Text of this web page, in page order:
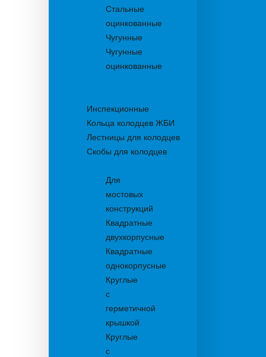
Стальные
оцинкованные
Чугунные
Чугунные
оцинкованные
Инспекционные
Кольца колодцев ЖБИ
Лестницы для колодцев
Скобы для колодцев
Для
мостовых
конструкций
Квадратные
двухкорпусные
Квадратные
однокорпусные
Круглые
с
герметичной
крышкой
Круглые
с